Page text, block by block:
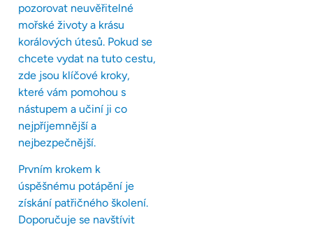
pozorovat neuvěřitelné
mořské životy a krásu
korálových útesů. Pokud se
chcete vydat na tuto cestu,
zde jsou klíčové kroky,
které vám pomohou s
nástupem a učiní ji co
nejpříjemnější a
nejbezpečnější.
Prvním krokem k
úspěšnému potápění je
získání patřičného školení.
Doporučuje se navštívit